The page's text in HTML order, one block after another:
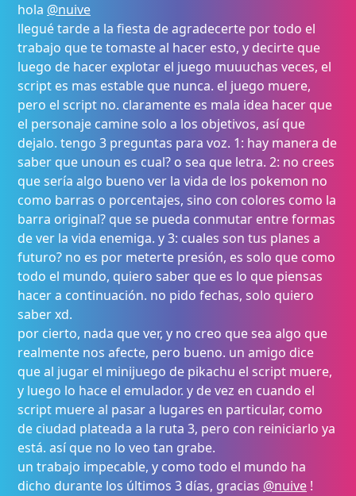
hola @nuive
llegué tarde a la fiesta de agradecerte por todo el
trabajo que te tomaste al hacer esto, y decirte que
luego de hacer explotar el juego muuuchas veces, el
script es mas estable que nunca. el juego muere,
pero el script no. claramente es mala idea hacer que
el personaje camine solo a los objetivos, así que
dejalo. tengo 3 preguntas para voz. 1: hay manera de
saber que unoun es cual? o sea que letra. 2: no crees
que sería algo bueno ver la vida de los pokemon no
como barras o porcentajes, sino con colores como la
barra original? que se pueda conmutar entre formas
de ver la vida enemiga. y 3: cuales son tus planes a
futuro? no es por meterte presión, es solo que como
todo el mundo, quiero saber que es lo que piensas
hacer a continuación. no pido fechas, solo quiero
saber xd.
por cierto, nada que ver, y no creo que sea algo que
realmente nos afecte, pero bueno. un amigo dice
que al jugar el minijuego de pikachu el script muere,
y luego lo hace el emulador. y de vez en cuando el
script muere al pasar a lugares en particular, como
de ciudad plateada a la ruta 3, pero con reiniciarlo ya
está. así que no lo veo tan grabe.
un trabajo impecable, y como todo el mundo ha
dicho durante los últimos 3 días, gracias @nuive !